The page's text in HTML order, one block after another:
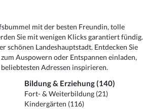
mit der besten Freundin, tolle
Sie mit wenigen Klicks garantiert fündig.
schönen Landeshauptstadt. Entdecken Sie
Auspowern oder Entspannen einladen,
Adressen inspirieren.
Bildung & Erziehung (140)
Fort- & Weiterbildung (21)
Kindergärten (116)